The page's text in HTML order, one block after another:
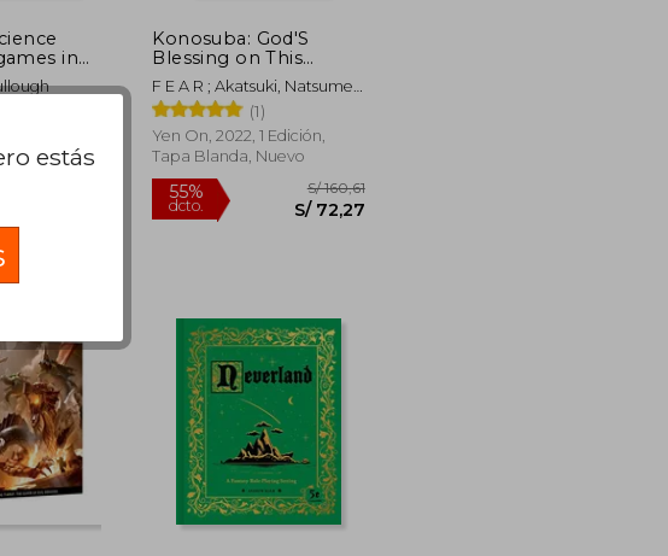
in
55%
dcto.
S/ 215,66
S/ 97,04
Konosuba: God'S
Blessing on This
Wonderful World!
Trpg (en Inglés)
F E A R ; Akatsuki, Natsume ;
Mishima, Kurone
(1)
Yen On, 2022, 1 Edición,
Tapa Blanda, Nuevo
55%
dcto.
estás